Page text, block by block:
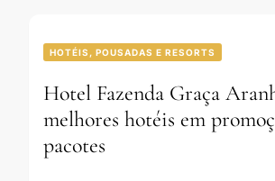
HOTÉIS, POUSADAS E RESORTS
Hotel Fazenda Graça
melhores hotéis em
pacotes